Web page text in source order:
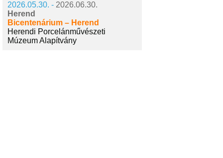
2026.05.30. - 2026.06.30.
Herend
Bicentenárium – Herend
Herendi Porcelánművészeti
Múzeum Alapítvány